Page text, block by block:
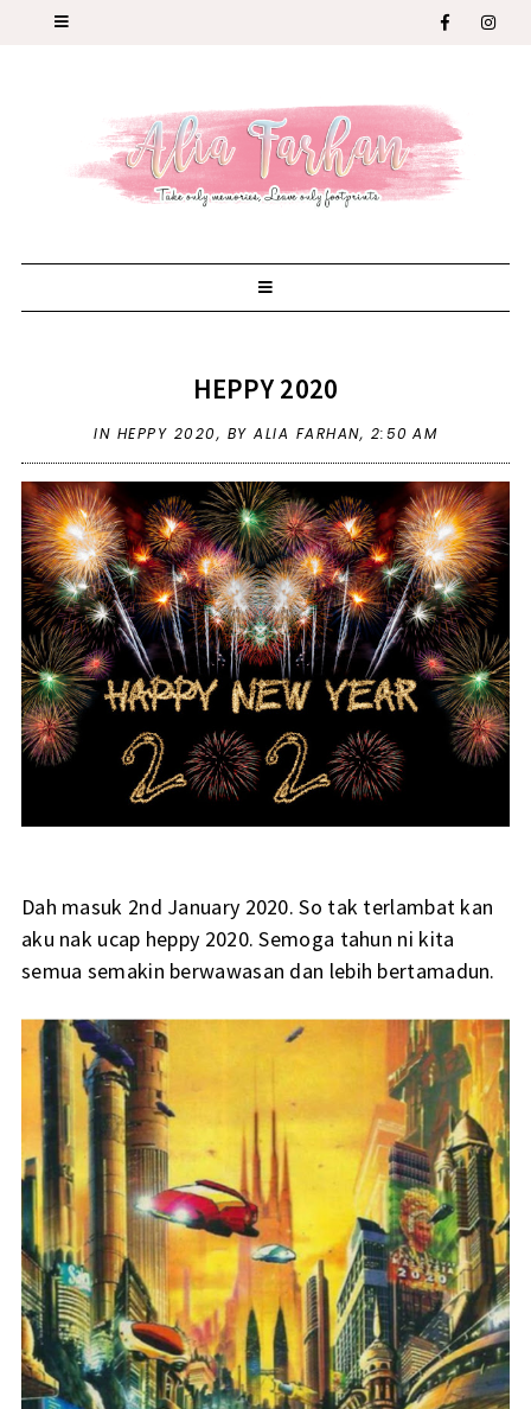
HEPPY 2020
IN HEPPY 2020, BY ALIA FARHAN, 2:50 AM
Dah masuk 2nd January 2020. So tak terlambat kan
aku nak ucap heppy 2020. Semoga tahun ni kita
semua semakin berwawasan dan lebih bertamadun.